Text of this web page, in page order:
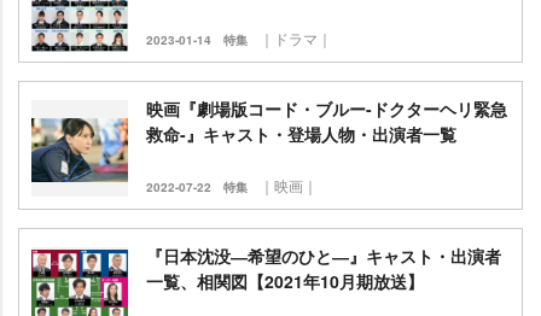
2023-01-14 特集 ｜ドラマ｜
映画『劇場版コード・ブルー-ドクターヘリ緊急
救命-』キャスト・登場人物・出演者一覧
2022-07-22 特集 ｜映画｜
『日本沈没―希望のひと―』キャスト・出演者
一覧、相関図【2021年10月期放送】